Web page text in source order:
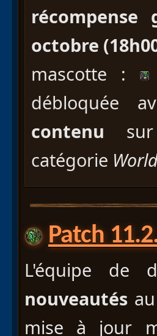
récompense
octobre
mascotte :
débloquée
contenu sur
catégorie
Patch
L'équipe de
nouveautés
mise à jour